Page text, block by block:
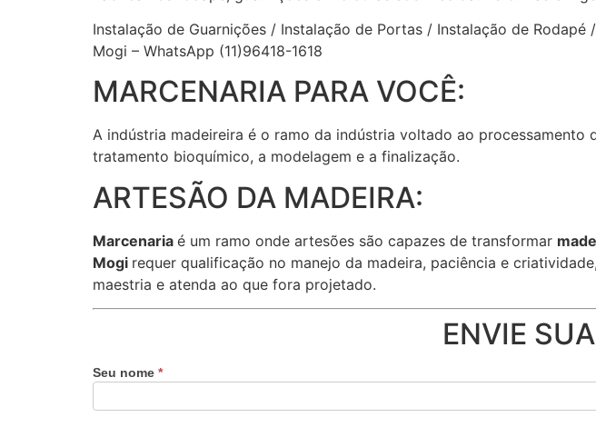
Instalação de Guarnições / Instalação de Portas / Instalação de
Mogi – WhatsApp (11)96418-1618
MARCENARIA PARA VOCÊ:
A indústria madeireira é o ramo da indústria voltado ao
tratamento bioquímico, a modelagem e a finalização.
ARTESÃO DA MADEIRA:
Marcenaria é um ramo onde artesões são capazes de transformar
Mogi requer qualificação no manejo da madeira, paciência e
maestria e atenda ao que fora projetado.
ENVIE
Seu nome *